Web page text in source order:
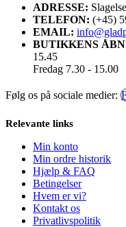
ADRESSE:
TELEFON: (+45)
EMAIL:
BUTIKKENS
15.45
Fredag 7.30 - 15.00
Følg os på sociale medier:
Relevante links
Min konto
Min ordre historik
Hjælp & FAQ
Betingelser
Hvem er vi?
Kontakt os
Privatlivspolitik